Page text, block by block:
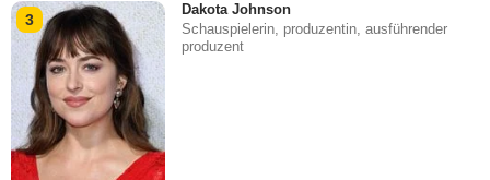
3
Dakota Johnson
Schauspielerin, produzentin, ausführender
produzent